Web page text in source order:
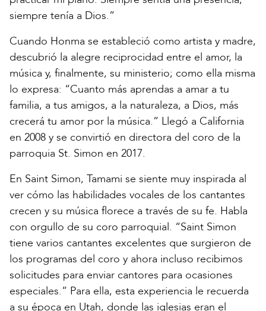
siempre tenía a Dios.”
Cuando Honma se estableció como artista y madre,
descubrió la alegre reciprocidad entre el amor, la
música y, finalmente, su ministerio; como ella misma
lo expresa: “Cuanto más aprendas a amar a tu
familia, a tus amigos, a la naturaleza, a Dios, más
crecerá tu amor por la música.” Llegó a California
en 2008 y se convirtió en directora del coro de la
parroquia St. Simon en 2017.
En Saint Simon, Tamami se siente muy inspirada al
ver cómo las habilidades vocales de los cantantes
crecen y su música florece a través de su fe. Habla
con orgullo de su coro parroquial. “Saint Simon
tiene varios cantantes excelentes que surgieron de
los programas del coro y ahora incluso recibimos
solicitudes para enviar cantores para ocasiones
especiales.” Para ella, esta experiencia le recuerda
a su época en Utah, donde las iglesias eran el